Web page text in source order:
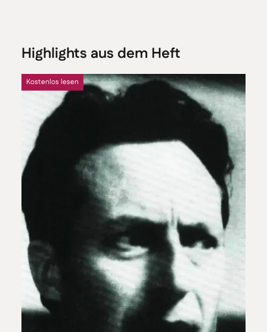
Highlights aus dem Heft
Kostenlos lesen